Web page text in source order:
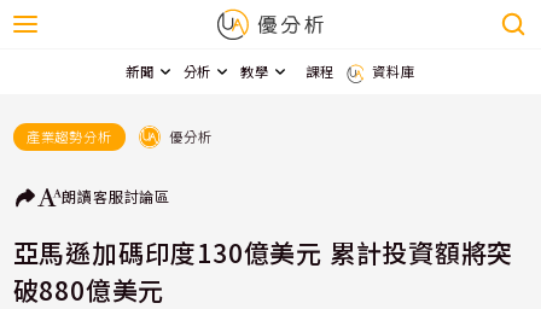
新聞 分析 教學 課程 資料庫
產業趨勢分析 優分析
朗讀客服討論區
亞馬遜加碼印度130億美元 累計投資額將突
破880億美元